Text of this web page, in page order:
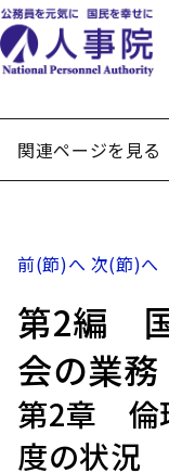
関連ページを見る
前(節)へ 次(節)へ
第2編
会の業務
第2章 倫
度の状況